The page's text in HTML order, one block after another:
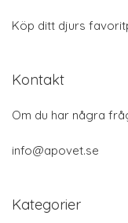
Köp ditt djurs
Kontakt
Om du har några
info@apovet.se
Kategorier